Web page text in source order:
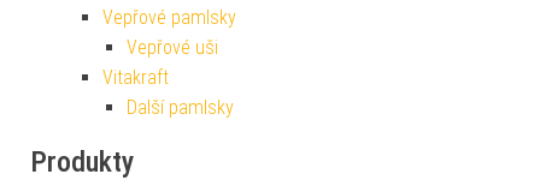
Vepřové pamlsky
Vepřové uši
Vitakraft
Další pamlsky
Produkty